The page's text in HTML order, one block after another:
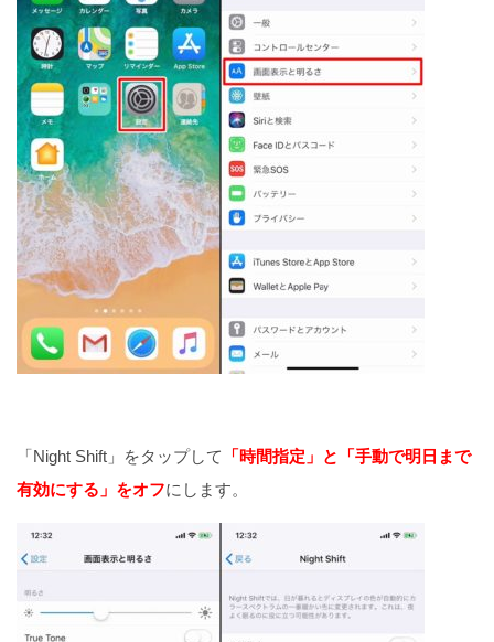
「Night Shift」をタップして
「時間指定」と「手動で明日まで
有効にする」をオフにします。